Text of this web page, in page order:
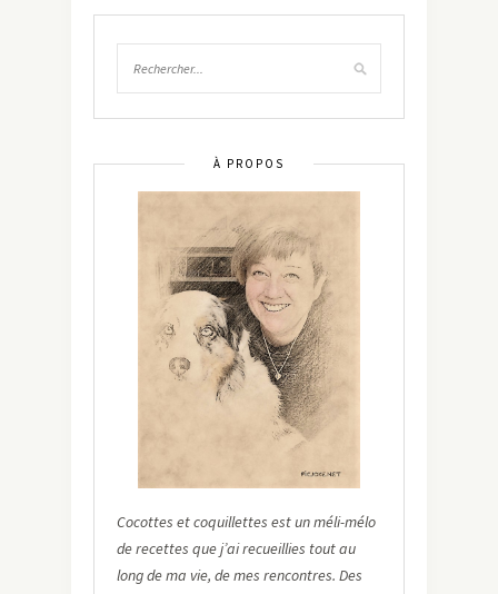
À PROPOS
Cocottes et coquillettes est un méli-mélo
de recettes que j’ai recueillies tout au
long de ma vie, de mes rencontres. Des